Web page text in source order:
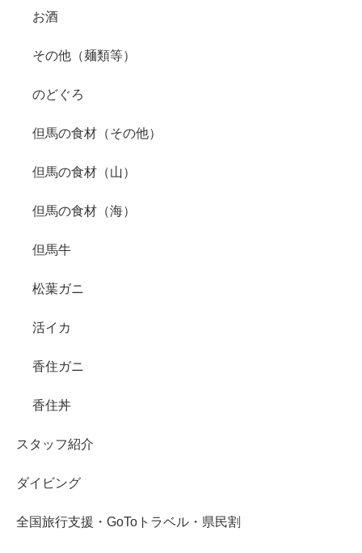
お酒
その他（麺類等）
のどぐろ
但馬の食材（その他）
但馬の食材（山）
但馬の食材（海）
但馬牛
松葉ガニ
活イカ
香住ガニ
香住丼
スタッフ紹介
ダイビング
全国旅行支援・GoToトラベル・県民割